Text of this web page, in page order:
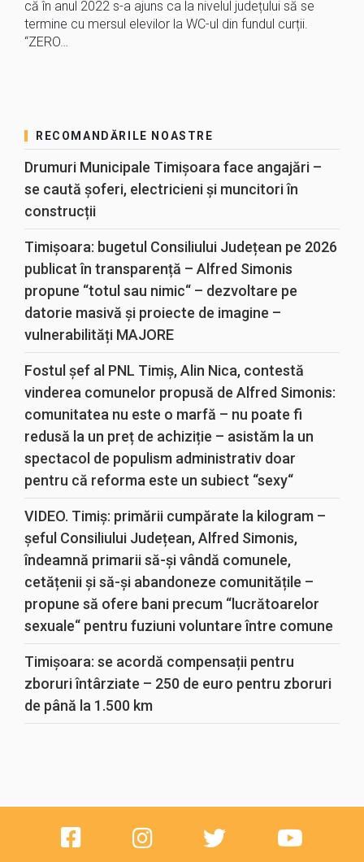
că în anul 2022 s-a ajuns ca la nivelul județului să se
termine cu mersul elevilor la WC-ul din fundul curții.
“ZERO…
RECOMANDĂRILE NOASTRE
Drumuri Municipale Timișoara face angajări –
se caută șoferi, electricieni și muncitori în
construcții
Timișoara: bugetul Consiliului Județean pe 2026
publicat în transparență – Alfred Simonis
propune “totul sau nimic“ – dezvoltare pe
datorie masivă și proiecte de imagine –
vulnerabilități MAJORE
Fostul șef al PNL Timiș, Alin Nica, contestă
vinderea comunelor propusă de Alfred Simonis:
comunitatea nu este o marfă – nu poate fi
redusă la un preț de achiziție – asistăm la un
spectacol de populism administrativ doar
pentru că reforma este un subiect “sexy“
VIDEO. Timiș: primării cumpărate la kilogram –
șeful Consiliului Județean, Alfred Simonis,
îndeamnă primarii să-și vândă comunele,
cetățenii și să-și abandoneze comunitățile –
propune să ofere bani precum “lucrătoarelor
sexuale“ pentru fuziuni voluntare între comune
Timișoara: se acordă compensații pentru
zboruri întârziate – 250 de euro pentru zboruri
de până la 1.500 km